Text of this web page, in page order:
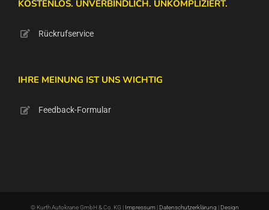
KOSTENLOS. UNVERBINDLICH. UNKOMPLIZIERT.
Rückrufservice
IHRE MEINUNG IST UNS WICHTIG
Feedback-Formular
© Kurth Autokrane GmbH & Co. KG | Impressum| Datenschutzerklärung | Design